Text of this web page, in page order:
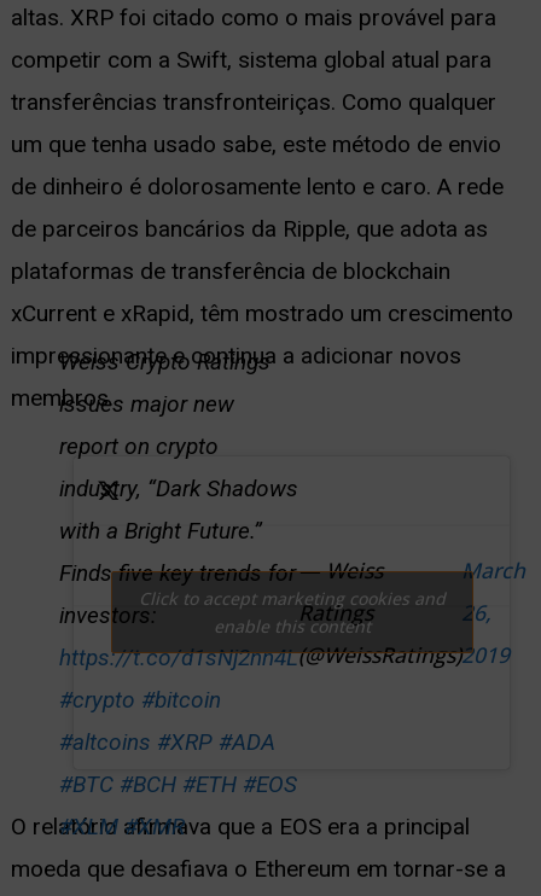
altas. XRP foi citado como o mais provável para
competir com a Swift, sistema global atual para
transferências transfronteiriças. Como qualquer
um que tenha usado sabe, este método de envio
de dinheiro é dolorosamente lento e caro. A rede
de parceiros bancários da Ripple, que adota as
plataformas de transferência de blockchain
xCurrent e xRapid, têm mostrado um crescimento
impressionante e continua a adicionar novos
membros.
Weiss Crypto Ratings
issues major new
report on crypto
industry, “Dark Shadows
with a Bright Future.”
Finds five key trends for
investors:
https://t.co/d1sNj2nn4L
#crypto #bitcoin
#altcoins #XRP #ADA
#BTC #BCH #ETH #EOS
#XLM #XMR
— Weiss
Ratings
(@WeissRatings)
March
26,
2019
Click to accept marketing cookies and
enable this content
O relatório afirmava que a EOS era a principal
moeda que desafiava o Ethereum em tornar-se a